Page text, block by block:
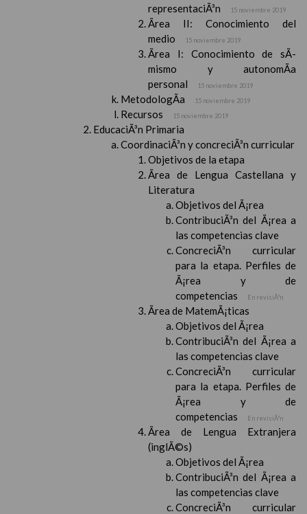
representaciÃ³n
15 noviembre 2019
Ãrea II: Conocimiento del
medio
15 noviembre 2019
Ãrea I: Conocimiento de sÃ­
mismo y autonomÃ­a
personal
15 noviembre 2019
MetodologÃ­a 15 noviembre 2019
Recursos 15 noviembre 2019
EducaciÃ³n Primaria
CoordinaciÃ³n y concreciÃ³n curricular
Objetivos de la etapa
Ãrea de Lengua Castellana y
Literatura
Objetivos del Ã¡rea
ContribuciÃ³n del Ã¡rea a
las competencias clave
ConcreciÃ³n curricular
para la etapa. Perfiles de
Ã¡rea y de
competencias
En revisiÃ³n
Ãrea de MatemÃ¡ticas
Objetivos del Ã¡rea
ContribuciÃ³n del Ã¡rea a
las competencias clave
ConcreciÃ³n curricular
para la etapa. Perfiles de
Ã¡rea y de
competencias
En revisiÃ³n
Ãrea de Lengua Extranjera
(inglÃ©s)
Objetivos del Ã¡rea
ContribuciÃ³n del Ã¡rea a
las competencias clave
ConcreciÃ³n curricular